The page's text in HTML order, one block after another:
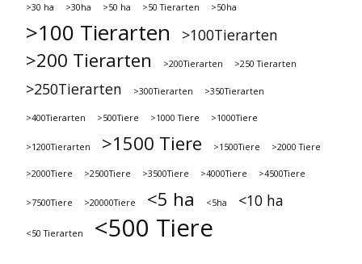
>30 ha >30ha >50 ha >50 Tierarten >50ha
>100 Tierarten >100Tierarten
>200 Tierarten >200Tierarten >250 Tierarten
>250Tierarten >300Tierarten >350Tierarten
>400Tierarten >500Tiere >1000 Tiere >1000Tiere
>1200Tierarten >1500 Tiere >1500Tiere >2000 Tiere
>2000Tiere >2500Tiere >3500Tiere >4000Tiere >4500Tiere
>7500Tiere >20000Tiere <5 ha <5ha <10 ha
<50 Tierarten <500 Tiere